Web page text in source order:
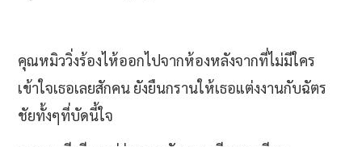
คุณหมิววิ่งร้องไห้ออกไปจากห้องหลังจากที่ไม่มีใคร
เข้าใจเธอเลยสักคน ยังยืนกรานให้เธอแต่งงานกับฉัตร
ชัยทั้งๆที่บัดนี้ใจ